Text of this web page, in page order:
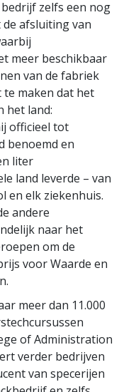
zelfs een nog
afsluiting van
meer beschikbaar
van de fabriek
maken dat het
het land:
officieel tot
benoemd en
liter
land leverde – van
en elk ziekenhuis.
andere
naar het
om de
voor Waarde en
meer dan 11.000
of Administration
verder bedrijven
van specerijen